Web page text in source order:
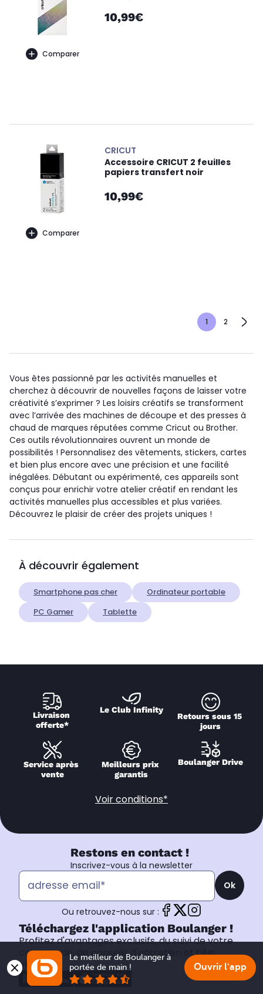
Comparer
10,99€
Comparer
CRICUT
Accessoire CRICUT 2 feuilles
papiers transfert noir
10,99€
1 2
Vous êtes passionné par les activités manuelles et
cherchez à découvrir de nouvelles façons de laisser votre
créativité s’exprimer ? Les loisirs créatifs se transforment
avec l’arrivée des machines de découpe et des presses à
chaud de marques réputées comme Cricut ou Brother.
Ces outils révolutionnaires ouvrent un monde de
possibilités ! Personnalisez des vêtements, stickers, cartes
et bien plus encore avec une précision et une facilité
inégalées. Débutant ou expérimenté, ces appareils sont
conçus pour enrichir votre atelier créatif en rendant les
activités manuelles plus accessibles et plus variées.
Découvrez le plaisir de créer des projets uniques !
À découvrir également
Smartphone pas cher
Ordinateur portable
PC Gamer
Tablette
Livraison
offerte*
Le Club Infinity
Retours sous 15
jours
Service après
vente
Meilleurs prix
garantis
Boulanger Drive
Voir conditions*
Restons en contact !
Inscrivez-vous à la newsletter
Ok
Ou retrouvez-nous sur :
Téléchargez l'application Boulanger !
Profitez d'avantages exclusifs, du suivi de votre
commande, de conseils d'entretien et plus
encore.
Le meilleur de Boulanger à
portée de main !
Ouvrir l'app